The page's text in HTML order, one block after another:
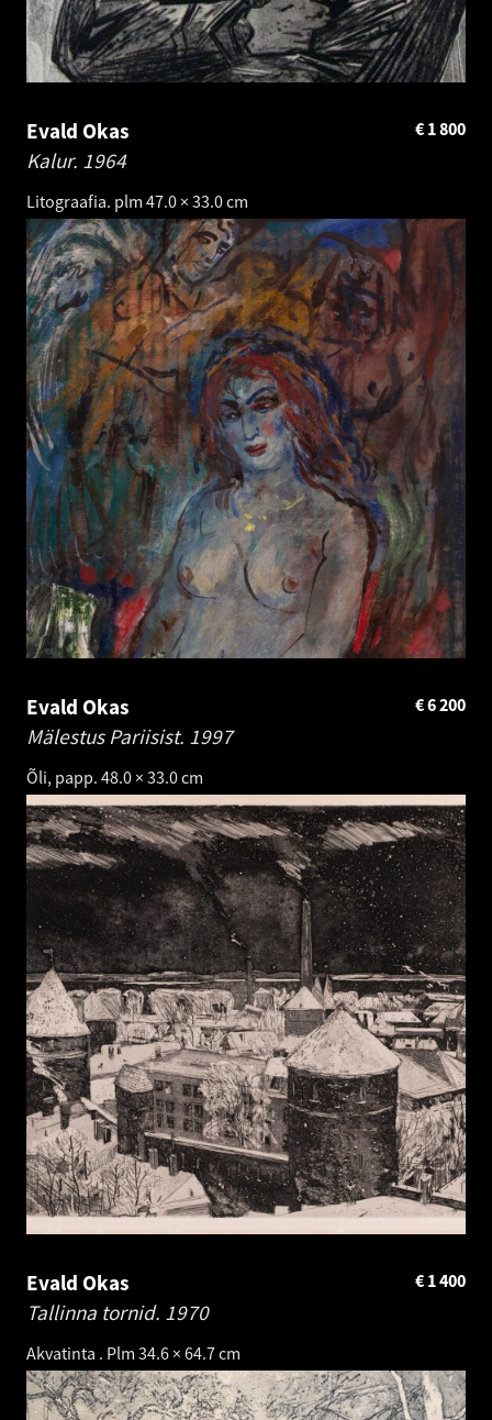
Evald Okas
Kalur. 1964
Litograafia. plm 47.0 × 33.0 cm
1 800
€
Evald Okas
Mälestus Pariisist. 1997
Õli, papp. 48.0 × 33.0 cm
6 200
€
Evald Okas
Tallinna tornid. 1970
Akvatinta . Plm 34.6 × 64.7 cm
1 400
€